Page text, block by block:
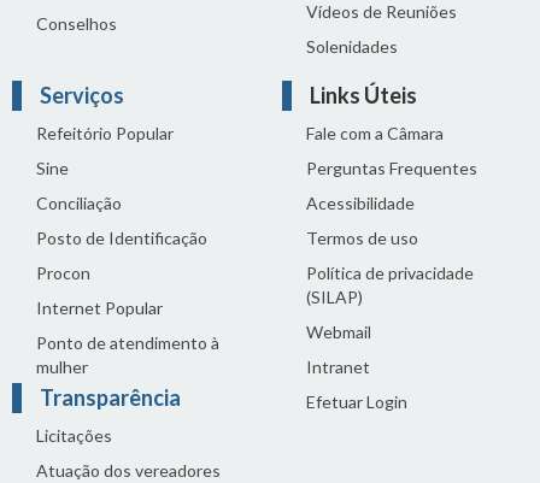
Conselhos
Vídeos de Reuniões
Solenidades
Serviços
Refeitório Popular
Sine
Conciliação
Posto de Identificação
Procon
Internet Popular
Ponto de atendimento à
mulher
Transparência
Licitações
Atuação dos vereadores
Links Úteis
Fale com a Câmara
Perguntas Frequentes
Acessibilidade
Termos de uso
Política de privacidade
(SILAP)
Webmail
Intranet
Efetuar Login